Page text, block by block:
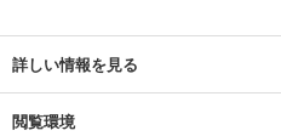
詳しい情報を見る
閲覧環境